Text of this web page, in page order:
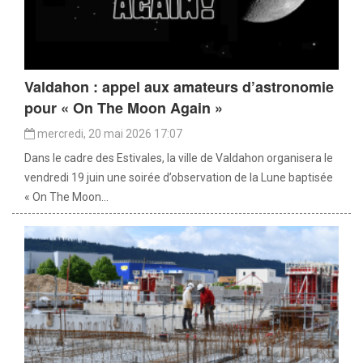
Valdahon : appel aux amateurs d’astronomie
pour « On The Moon Again »
mercredi, 20 mai 2026 17:07
Dans le cadre des Estivales, la ville de Valdahon organisera le
vendredi 19 juin une soirée d’observation de la Lune baptisée
« On The Moon...